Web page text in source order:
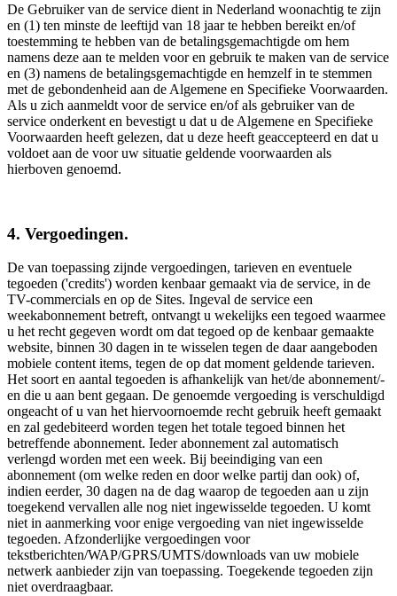
De Gebruiker van de service dient in Nederland woonachtig te zijn
en (1) ten minste de leeftijd van 18 jaar te hebben bereikt en/of
toestemming te hebben van de betalingsgemachtigde om hem
namens deze aan te melden voor en gebruik te maken van de service
en (3) namens de betalingsgemachtigde en hemzelf in te stemmen
met de gebondenheid aan de Algemene en Specifieke Voorwaarden.
Als u zich aanmeldt voor de service en/of als gebruiker van de
service onderkent en bevestigt u dat u de Algemene en Specifieke
Voorwaarden heeft gelezen, dat u deze heeft geaccepteerd en dat u
voldoet aan de voor uw situatie geldende voorwaarden als
hierboven genoemd.
4. Vergoedingen.
De van toepassing zijnde vergoedingen, tarieven en eventuele
tegoeden ('credits') worden kenbaar gemaakt via de service, in de
TV-commercials en op de Sites. Ingeval de service een
weekabonnement betreft, ontvangt u wekelijks een tegoed waarmee
u het recht gegeven wordt om dat tegoed op de kenbaar gemaakte
website, binnen 30 dagen in te wisselen tegen de daar aangeboden
mobiele content items, tegen de op dat moment geldende tarieven.
Het soort en aantal tegoeden is afhankelijk van het/de abonnement/-
en die u aan bent gegaan. De genoemde vergoeding is verschuldigd
ongeacht of u van het hiervoornoemde recht gebruik heeft gemaakt
en zal gedebiteerd worden tegen het totale tegoed binnen het
betreffende abonnement. Ieder abonnement zal automatisch
verlengd worden met een week. Bij beeindiging van een
abonnement (om welke reden en door welke partij dan ook) of,
indien eerder, 30 dagen na de dag waarop de tegoeden aan u zijn
toegekend vervallen alle nog niet ingewisselde tegoeden. U komt
niet in aanmerking voor enige vergoeding van niet ingewisselde
tegoeden. Afzonderlijke vergoedingen voor
tekstberichten/WAP/GPRS/UMTS/downloads van uw mobiele
netwerk aanbieder zijn van toepassing. Toegekende tegoeden zijn
niet overdraagbaar.